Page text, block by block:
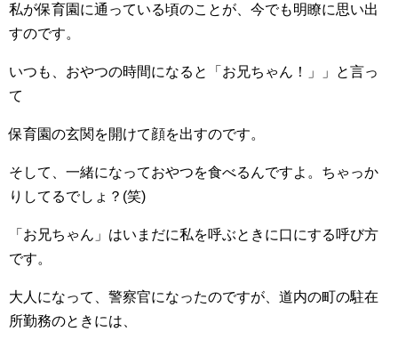
私が保育園に通っている頃のことが、今でも明瞭に思い出
すのです。
いつも、おやつの時間になると「お兄ちゃん！」」と言っ
て
保育園の玄関を開けて顔を出すのです。
そして、一緒になっておやつを食べるんですよ。ちゃっか
りしてるでしょ？(笑)
「お兄ちゃん」はいまだに私を呼ぶときに口にする呼び方
です。
大人になって、警察官になったのですが、道内の町の駐在
所勤務のときには、